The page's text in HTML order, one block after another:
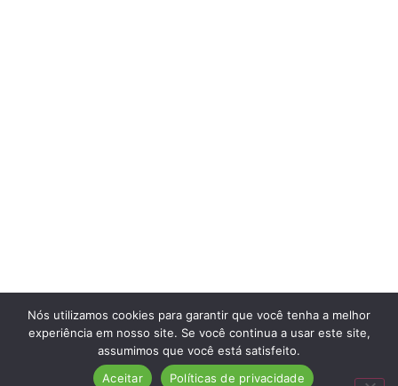
Nós utilizamos cookies para garantir que você tenha a melhor
experiência em nosso site. Se você continua a usar este site,
assumimos que você está satisfeito.
Aceitar
Políticas de privacidade